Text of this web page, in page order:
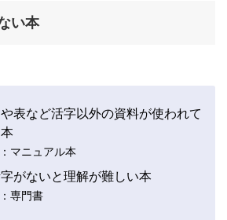
い本
表など活字以外の資料が使われて
マニュアル本
がないと理解が難しい本
専門書